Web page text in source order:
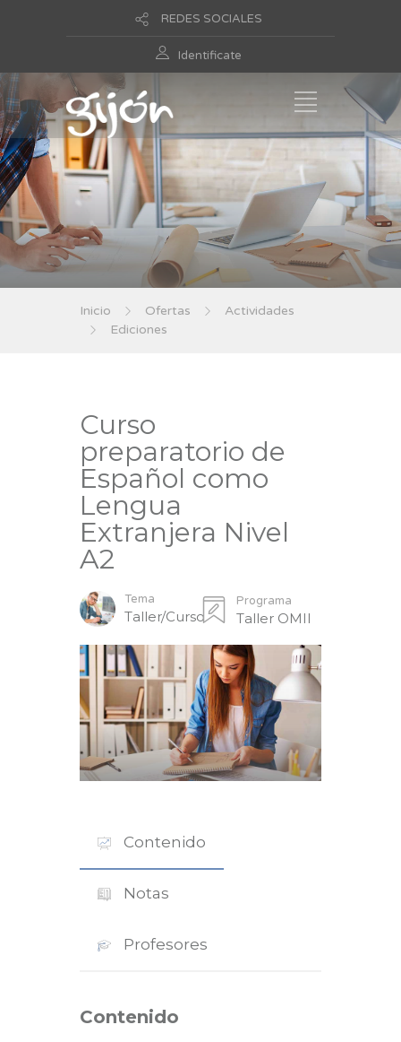
REDES SOCIALES
Identificate
Inicio Ofertas
Actividades
Ediciones
Curso
preparatorio de
Español como
Lengua
Extranjera Nivel
A2
Tema
Taller/Curso
Programa
Taller OMII
Contenido
Notas
Profesores
Contenido